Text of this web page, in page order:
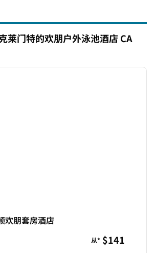
莱门特的欢朋户外泳池酒店CA
下一
欢朋套房酒店
从* $141